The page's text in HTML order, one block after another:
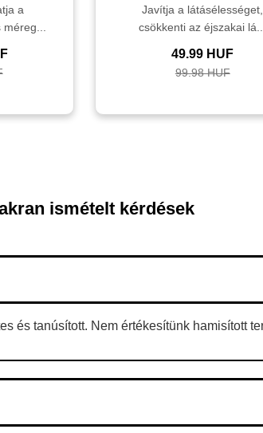
a
Javítja a látásélességet,
csökkenti az éjszakai lá...
49.99 HUF
99.98 HUF
ismételt kérdések
és tanúsított. Nem értékesítünk hamisított